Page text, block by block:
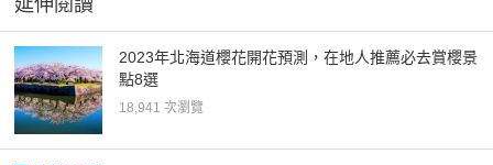
2023年北海道櫻花開花預測，在地人推薦必去賞櫻景
點8選
18,941 次瀏覽